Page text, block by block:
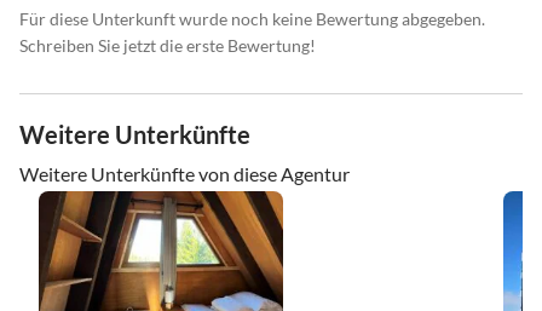
Für diese Unterkunft wurde noch keine Bewertung abgegeben.
Schreiben Sie jetzt die erste Bewertung!
Weitere Unterkünfte
Weitere Unterkünfte von diese Agentur